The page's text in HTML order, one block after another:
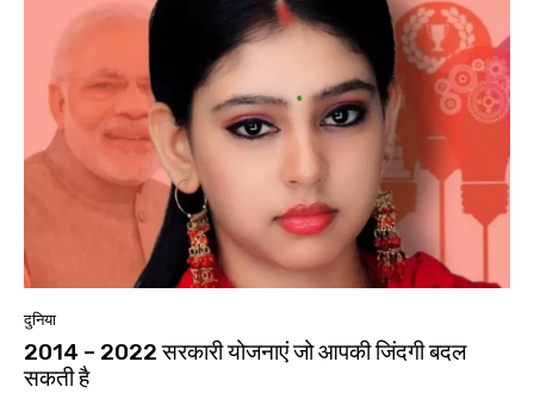
दुनिया
2014 – 2022 सरकारी योजनाएं जो आपकी जिंदगी बदल
सकती है